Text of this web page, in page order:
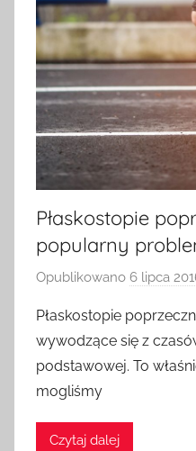
Płaskostopie
popularny
Opublikowano 6 lipca
Płaskostopie
wywodzące się z
podstawowej. To
mogliśmy
Czytaj dalej